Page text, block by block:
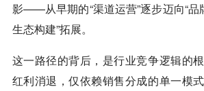
影——从早期的“渠道运营”逐步迈向“品
生态构建”拓展。
这一路径的背后，是行业竞争逻辑的
红利消退，仅依赖销售分成的单一模